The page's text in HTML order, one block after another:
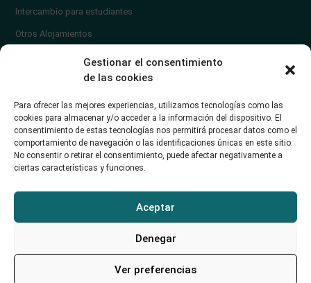
Gestionar el consentimiento
de las cookies
Para ofrecer las mejores experiencias, utilizamos tecnologías como las
cookies para almacenar y/o acceder a la información del dispositivo. El
consentimiento de estas tecnologías nos permitirá procesar datos como el
comportamiento de navegación o las identificaciones únicas en este sitio.
No consentir o retirar el consentimiento, puede afectar negativamente a
ciertas características y funciones.
Aceptar
Denegar
Ver preferencias
Intercambio para estudiantes
Otros Alojamientos
¿Cómo publicar un anuncio?
Contacto
soporte@alojamientounican.es
Alojamiento Universidad de Cantabria Copyright © 2023​